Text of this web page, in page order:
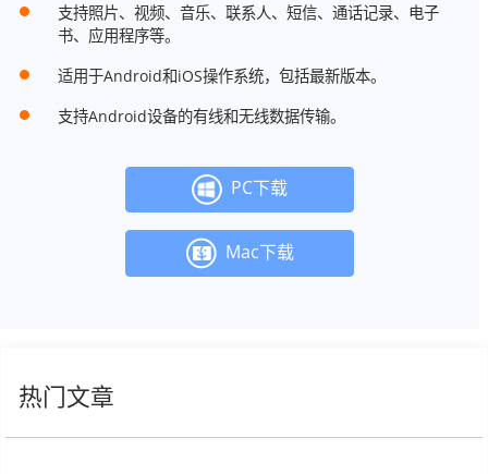
支持照片、视频、音乐、联系人、短信、通话记录、电子
书、应用程序等。
适用于Android和iOS操作系统，包括最新版本。
支持Android设备的有线和无线数据传输。
PC下载
Mac下载
热门文章